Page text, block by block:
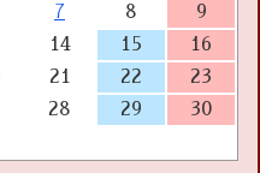
7 8
9
14 15
16
21 22
23
28 29
30